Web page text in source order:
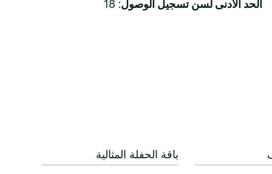
الحد الأدنى لسن تسجيل الوصول: 18
باقة الحفلة المثالية